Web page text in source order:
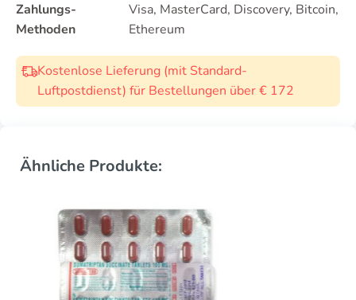
Zahlungs-
Methoden
Visa, MasterCard, Discovery, Bitcoin,
Ethereum
Kostenlose Lieferung (mit Standard-
Luftpostdienst) für Bestellungen über € 172
Ähnliche Produkte: